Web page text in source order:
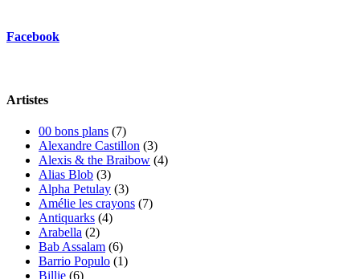
Facebook
Artistes
00 bons plans (7)
Alexandre Castillon (3)
Alexis & the Braibow (4)
Alias Blob (3)
Alpha Petulay (3)
Amélie les crayons (7)
Antiquarks (4)
Arabella (2)
Bab Assalam (6)
Barrio Populo (1)
Billie (6)